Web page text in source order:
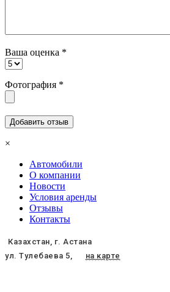
Ваша оценка *
Фотография *
×
Автомобили
О компании
Новости
Условия аренды
Отзывы
Контакты
Казахстан, г. Астана
ул. Тулебаева 5,
на карте